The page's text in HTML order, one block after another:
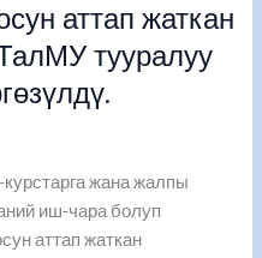
аттап жаткан
тууралуу
жана жалпы
иш-чара болуп
аттап жаткан